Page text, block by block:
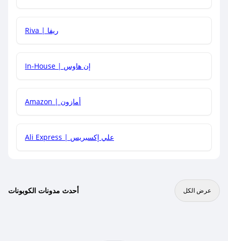
هل يمكنني جمع كود خصم مع العروض الأخرى؟
Riva | ريفا
In-House | إن هاوس
Amazon | أمازون
Ali Express | علي إكسبريس
أحدث مدونات الكوبونات عرض الكل